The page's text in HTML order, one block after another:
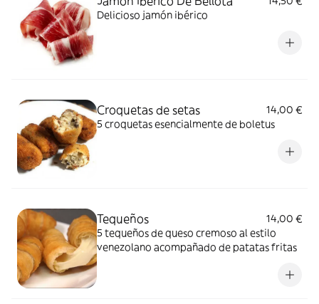
Delicioso jamón ibérico
Croquetas de setas
14,00 €
5 croquetas esencialmente de boletus
Tequeños
14,00 €
5 tequeños de queso cremoso al estilo
venezolano acompañado de patatas fritas